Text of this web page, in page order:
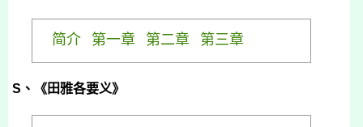
简介 第一章 第二章 第三章
S、《田雅各要义》